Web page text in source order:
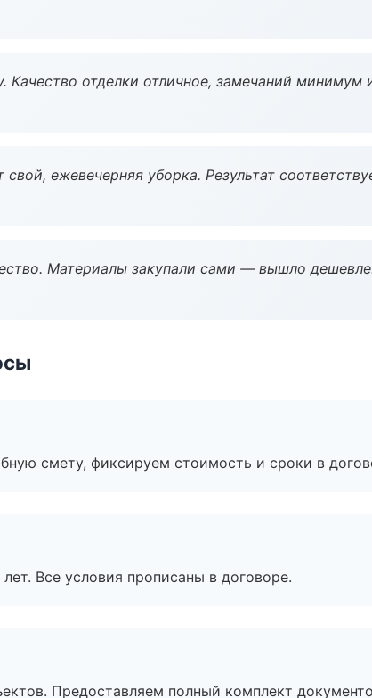
Качество отделки отличное, замечаний минимум
ежевечерняя уборка. Результат
Материалы закупали сами — вышло
смету, фиксируем стоимость и сроки в
Все условия прописаны в договоре.
Предоставляем полный комплект